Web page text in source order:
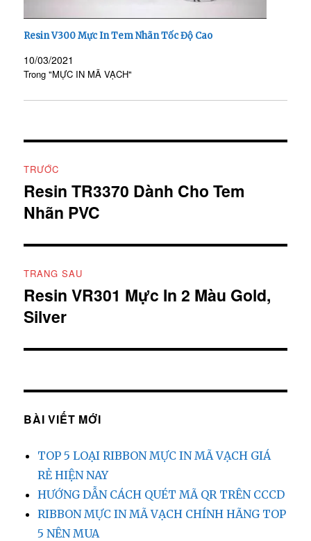
Resin V300 Mực In Tem Nhãn Tốc Độ Cao
10/03/2021
Trong "MỰC IN MÃ VẠCH"
hướng
bài
viết
TRƯỚC
Bài
viết
Resin TR3370 Dành Cho Tem
Nhãn PVC
TRANG SAU
Bài
tiếp
Resin VR301 Mực In 2 Màu Gold,
Silver
BÀI VIẾT MỚI
TOP 5 LOẠI RIBBON MỰC IN MÃ VẠCH GIÁ
RẺ HIỆN NAY
HƯỚNG DẪN CÁCH QUÉT MÃ QR TRÊN CCCD
RIBBON MỰC IN MÃ VẠCH CHÍNH HÃNG TOP
5 NÊN MUA